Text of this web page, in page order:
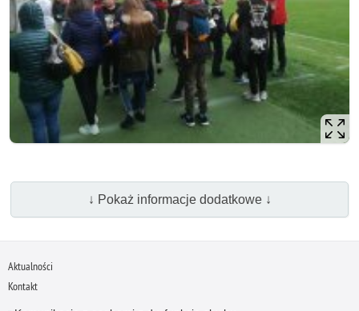
↓ Pokaż informacje dodatkowe ↓
Aktualności
Kontakt